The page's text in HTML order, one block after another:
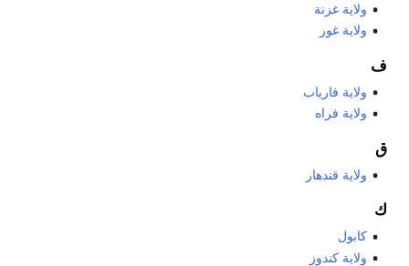
ولاية غزنة
ولایة غور
ف
ولایة فاریاب
ولایة فراه
ق
ولاية قندهار
ك
كابول
ولاية كندوز